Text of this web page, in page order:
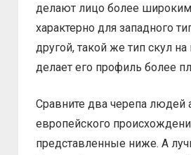
делают лицо более
характерно для западного
другой, такой же тип скул
делает его профиль более
Сравните два черепа людей
европейского
представленные ниже. А